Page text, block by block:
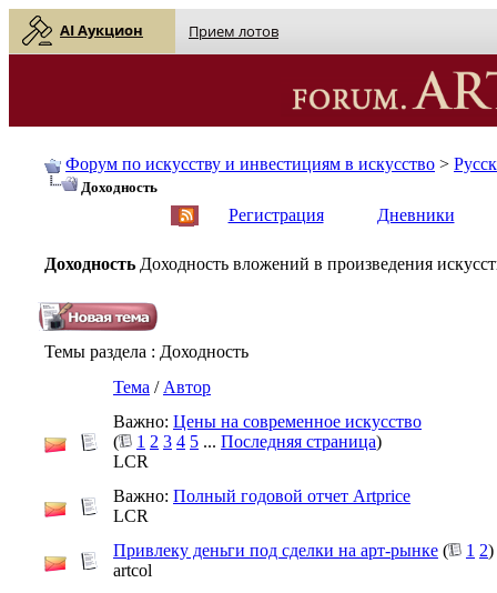
AI Аукцион Прием лотов
Форум по искусству и инвестициям в искусство >
Доходность
Регистрация Дневники
Доходность Доходность вложений в произведения
Темы раздела : Доходность
Тема / Автор
Важно: Цены на современное искусство
(
1 2 3 4 5 ... Последняя страница)
LCR
Важно: Полный годовой отчет Artprice
LCR
Привлеку деньги под сделки на арт-рынке ( 1 2)
artcol